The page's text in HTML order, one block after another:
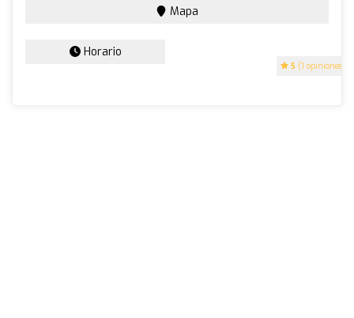
5 (1 opiniones)
Mapa
Horario